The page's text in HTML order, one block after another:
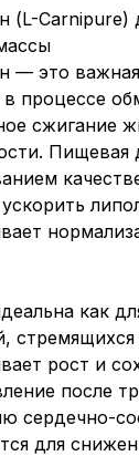
(L-
— это
в процессе
сжигание
Пищевая
ускорить
как
рост и
после
сердечно-
для